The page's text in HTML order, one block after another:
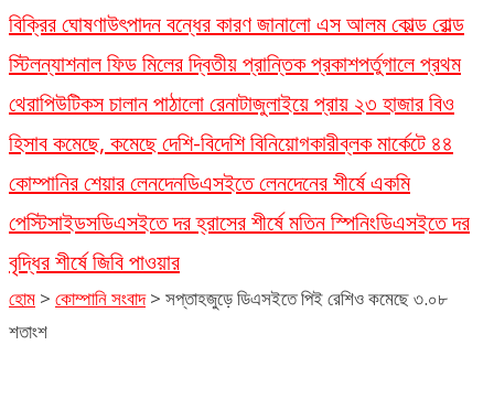
বিক্রির ঘোষণাউৎপাদন বন্ধের কারণ জানালো এস আলম কোল্ড রোল্ড
স্টিলন্যাশনাল ফিড মিলের দ্বিতীয় প্রান্তিক প্রকাশপর্তুগালে প্রথম
থেরাপিউটিকস চালান পাঠালো রেনাটাজুলাইয়ে প্রায় ২৩ হাজার বিও
হিসাব কমেছে, কমেছে দেশি-বিদেশি বিনিয়োগকারীব্লক মার্কেটে ৪৪
কোম্পানির শেয়ার লেনদেনডিএসইতে লেনদেনের শীর্ষে একমি
পেস্টিসাইডসডিএসইতে দর হ্রাসের শীর্ষে মতিন স্পিনিংডিএসইতে দর
বৃদ্ধির শীর্ষে জিবি পাওয়ার
হোম > কোম্পানি সংবাদ > সপ্তাহজুড়ে ডিএসইতে পিই রেশিও কমেছে ৩.০৮
শতাংশ